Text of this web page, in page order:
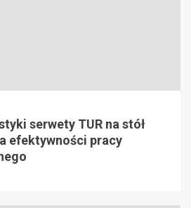
serwety TUR na stół
efektywności pracy